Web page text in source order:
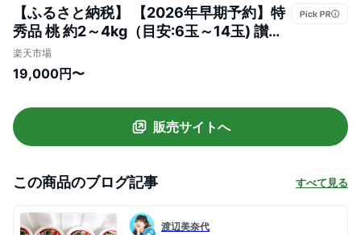
【ふるさと納税】 【2026年早期予約】特
秀品 桃 約2～4kg（目安:6玉～14玉) 讃州
丸亀 飯南の桃 飯山 贈答箱 もも モモ 果物
くだもの 果実 フルーツ 旬 旬の果物 デザー
物 人気フルーツ ランキング 香川 丸亀
楽天市場
19,000円〜
販売サイトへ
この商品のブログ記事 すべて見る
渡辺美奈代